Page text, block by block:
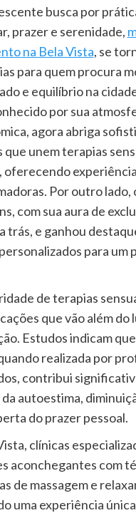
busca por
prazer e serenidade,
na Bela Vista, se
para quem procura
e equilíbrio na
por sua
agora abriga
que unem terapias
oferecendo
Por outro lado,
com sua aura de
trás, e ganhou
para um
de terapias
que vão além do
Estudos indicam
realizada por
contribui
autoestima,
do prazer pessoal.
clínicas
aconchegantes com
de massagem e
uma experiência